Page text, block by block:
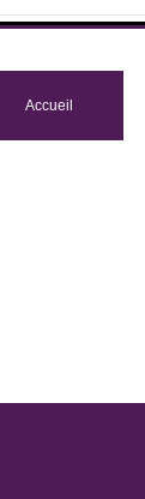
Accueil